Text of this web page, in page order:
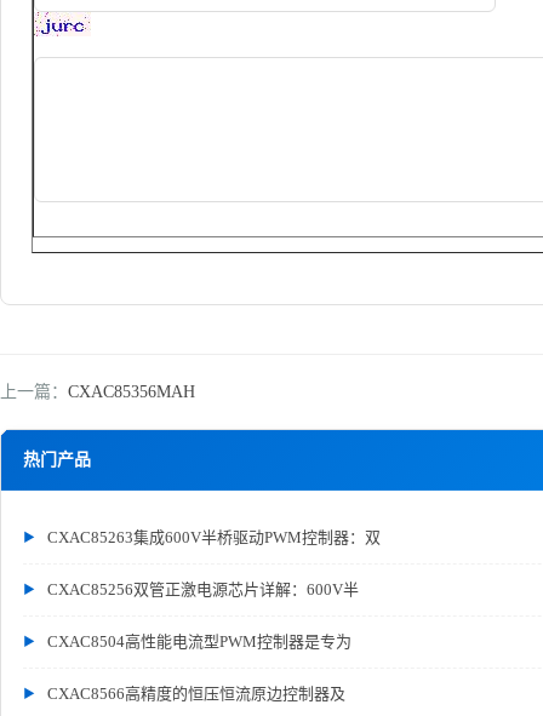
热门产品
CXAC85263集成600V半桥驱动PWM控制器：双
CXAC85256双管正激电源芯片详解：600V半
CXAC8504高性能电流型PWM控制器是专为
CXAC8566高精度的恒压恒流原边控制器及
上一篇： CXAC85356MAH